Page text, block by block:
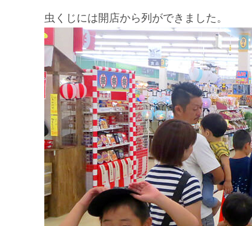
虫くじには開店から列ができました。